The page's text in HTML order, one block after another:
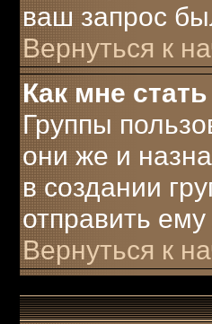
ваш запрос
Вернуться к
Как мне
Группы
они же и
в создании
отправить
Вернуться к